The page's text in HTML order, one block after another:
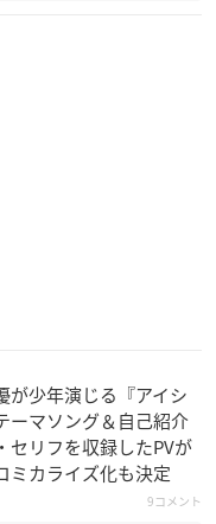
が少年演じる『アイシ
ーマソング＆自己紹介
セリフを収録したPVが
ミカライズ化も決定
9コメント